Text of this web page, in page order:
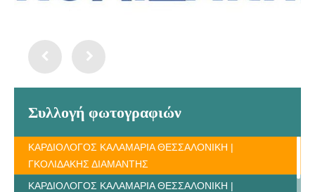
Συλλογή φωτογραφιών
ΚΑΡΔΙΟΛΟΓΟΣ ΚΑΛΑΜΑΡΙΑ ΘΕΣΣΑΛΟΝΙΚΗ |
ΓΚΟΛΙΔΑΚΗΣ ΔΙΑΜΑΝΤΗΣ
ΚΑΡΔΙΟΛΟΓΟΣ ΚΑΛΑΜΑΡΙΑ ΘΕΣΣΑΛΟΝΙΚΗ |